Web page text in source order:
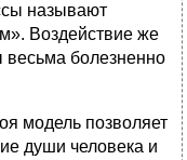
называют
Воздействие же
болезненно
модель позволяет
души человека и